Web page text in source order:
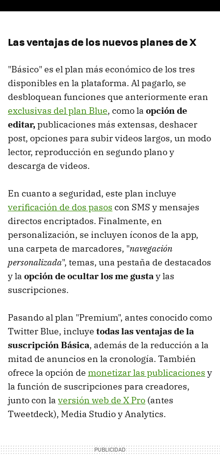
Las ventajas de los nuevos planes de X
"Básico" es el plan más económico de los tres
disponibles en la plataforma. Al pagarlo, se
desbloquean funciones que anteriormente eran
exclusivas del plan Blue, como la opción de
editar,publicaciones más extensas, deshacer
post, opciones para subir videos largos, un modo
lector, reproducción en segundo plano y
descarga de videos.
En cuanto a seguridad, este plan incluye
verificación de dos pasos con SMS y mensajes
directos encriptados. Finalmente, en
personalización, se incluyen íconos de la app,
una carpeta de marcadores, "navegación
personalizada", temas, una pestaña de destacados
y la opción de ocultar los me gustay las
suscripciones.
Pasando al plan "Premium", antes conocido como
Twitter Blue, incluye todas las ventajas de la
suscripción Básica, además de la reducción a la
mitad de anuncios en la cronología. También
ofrece la opción de monetizar las publicaciones y
la función de suscripciones para creadores,
junto con la versión web de X Pro (antes
Tweetdeck), Media Studio y Analytics.